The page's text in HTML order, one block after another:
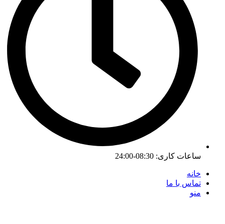
ساعات کاری: 08:30-24:00
خانه
تماس با ما
منو